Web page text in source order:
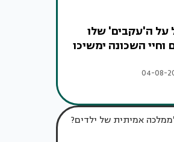
על ה'עקבים' שלו
השכונה ימשיכו
04-08-